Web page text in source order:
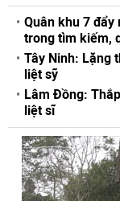
Quân khu 7
trong tìm kiếm,
Tây Ninh: Lặng
liệt sỹ
Lâm Đồng:
liệt sĩ